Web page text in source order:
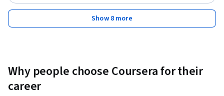
Show 8 more
Why people choose Coursera for their
career